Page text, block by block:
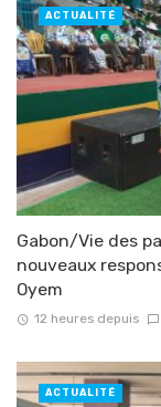
Gabon/Vie des
nouveaux
Oyem
12 heures depuis
ACTUALITÉ
ACTUALITÉ